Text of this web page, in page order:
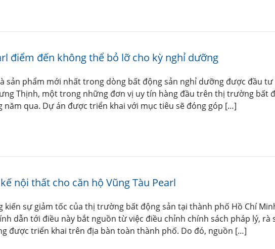
điểm đến không thể bỏ lỡ cho kỳ nghỉ dưỡng
sản phẩm mới nhất trong dòng bất động sản nghỉ dưỡng được đầu tư
Thịnh, một trong những đơn vị uy tín hàng đầu trên thị trường bất
năm qua. Dự án được triển khai với mục tiêu sẽ đóng góp […]
nội thất cho căn hộ Vũng Tàu Pearl
kiến sự giảm tốc của thị trường bất động sản tại thành phố Hồ Chí
dẫn tới điều này bắt nguồn từ việc điều chỉnh chính sách pháp lý, rà
được triển khai trên địa bàn toàn thành phố. Do đó, nguồn […]